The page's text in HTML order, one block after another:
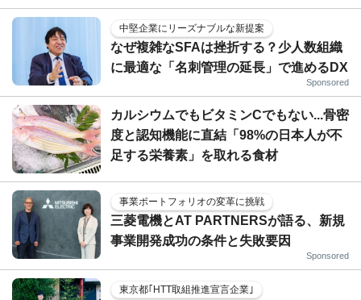
中堅企業にリーズナブルな新提案
なぜ複雑なSFAは挫折する？少人数組織
に最適な「名刺管理の延長」で進めるDX
Sponsored
カルシウムでもビタミンCでもない...骨密
度と認知機能に直結「98%の日本人が不
足する栄養素」を取れる食材
事業ポートフォリオの変革に挑戦
三菱電機とAT PARTNERSが語る、新規
事業開発成功の条件と失敗要因
Sponsored
東京都｢HTT取組推進宣言企業｣